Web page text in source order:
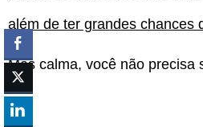
além de ter grandes chances
Mas calma, você não precisa